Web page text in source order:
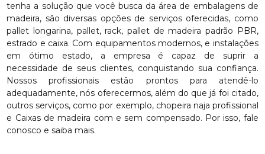
tenha a solução que você busca da área de embalagens de
madeira, são diversas opções de serviços oferecidas, como
pallet longarina, pallet, rack, pallet de madeira padrão PBR,
estrado e caixa. Com equipamentos modernos, e instalações
em ótimo estado, a empresa é capaz de suprir a
necessidade de seus clientes, conquistando sua confiança.
Nossos profissionais estão prontos para atendê-lo
adequadamente, nós oferecermos, além do que já foi citado,
outros serviços, como por exemplo, chopeira naja profissional
e Caixas de madeira com e sem compensado. Por isso, fale
conosco e saiba mais.